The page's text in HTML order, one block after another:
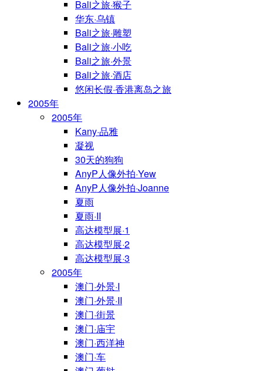
Bali之旅·猴子
华东·乌镇
Bali之旅·雕塑
Bali之旅·小吃
Bali之旅·外景
Bali之旅·酒店
悠闲长假·香港离岛之旅
2005年
2005年
Kany·品雅
凝视
30天的狗狗
AnyP人像外拍·Yew
AnyP人像外拍·Joanne
夏雨
夏雨·II
高达模型展·1
高达模型展·2
高达模型展·3
2005年
澳门·外景·I
澳门·外景·II
澳门·街景
澳门·庙宇
澳门·西洋神
澳门·车